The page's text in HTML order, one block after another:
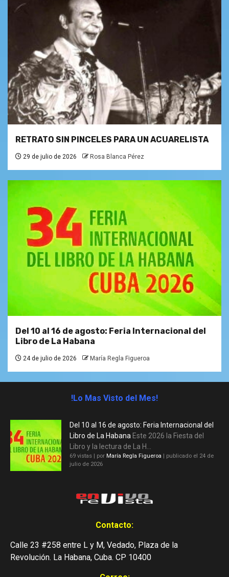
RETRATO SIN PINCELES PARA UN ACUARELISTA
29 de julio de 2026 Rosa Blanca Pérez
Del 10 al 16 de agosto: Feria Internacional del
Libro de La Habana
24 de julio de 2026 María Regla Figueroa
!Lo Mas Visto del Mes!
Del 10 al 16 de agosto: Feria Internacional del
Libro de La Habana Este 2026 la Fiesta del
Libro y la lectura de La H...
69 vistas por María Regla Figueroa
publicado el 24 de
julio de 2026
Contacto:
Calle 23 #258 entre L y M, Vedado, Plaza de la
Revolución. La Habana, Cuba. CP 10400